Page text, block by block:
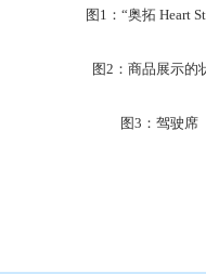
图1：“奥拓 Heart
图2：商品展示的
图3：驾驶席